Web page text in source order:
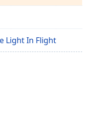
Light In Flight